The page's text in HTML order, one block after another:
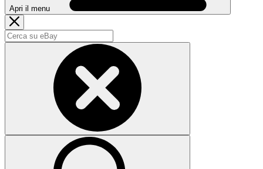
Apri il menu